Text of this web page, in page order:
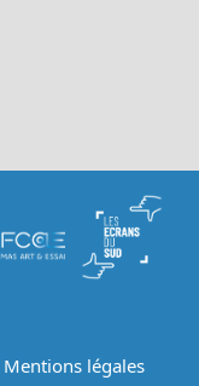
Mentions légales